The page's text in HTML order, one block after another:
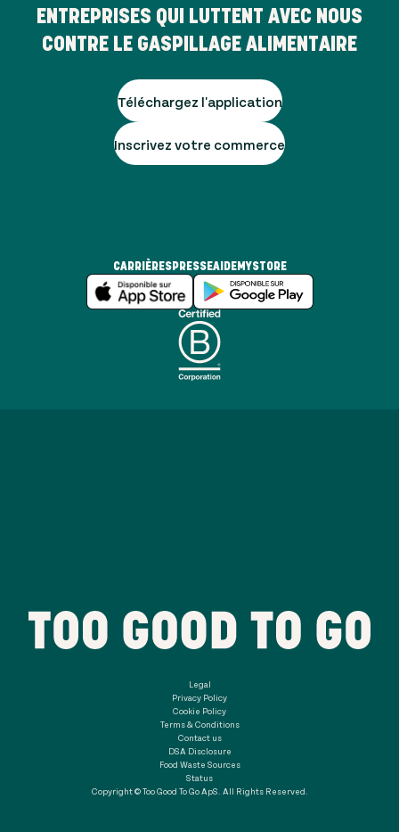
ENTREPRISES QUI LUTTENT AVEC NOUS
CONTRE LE GASPILLAGE ALIMENTAIRE
Téléchargez l'application
Inscrivez votre commerce
CARRIÈRESPRESSEAIDEMYSTORE
Legal
Privacy Policy
Cookie Policy
Terms & Conditions
Contact us
DSA Disclosure
Food Waste Sources
Status
Copyright © Too Good To Go ApS. All Rights Reserved.